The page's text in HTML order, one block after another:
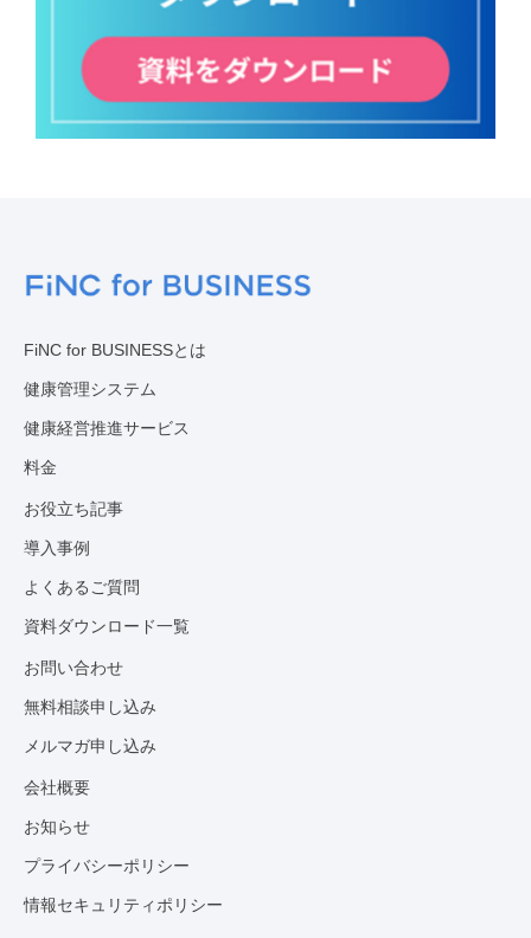
FiNC for BUSINESSとは
健康管理システム
健康経営推進サービス
料金
お役立ち記事
導入事例
よくあるご質問
資料ダウンロード一覧
お問い合わせ
無料相談申し込み
メルマガ申し込み
会社概要
お知らせ
プライバシーポリシー
情報セキュリティポリシー